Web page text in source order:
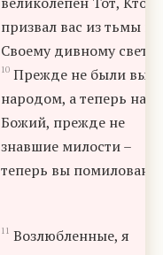
призвал вас из тьмы к
Своему дивному свету.
10 Прежде не были вы
народом, а теперь
Божий, прежде не
знавшие милости –
теперь вы помилованы
11 Возлюбленные, я